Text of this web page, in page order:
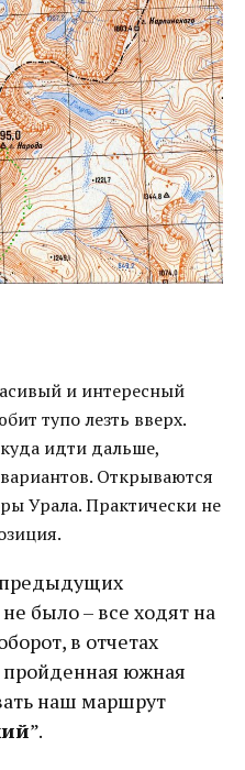
и интересный
тупо лезть вверх.
идти дальше,
Открываются
Урала. Практически не
было – все ходят на
в отчетах
южная
наш маршрут
”.